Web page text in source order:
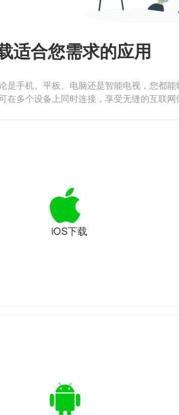
适合您需求的应用
是手机、平板、电脑还是智能电视，您都能
在多个设备上同时连接，享受无缝的互联网
iOS下载